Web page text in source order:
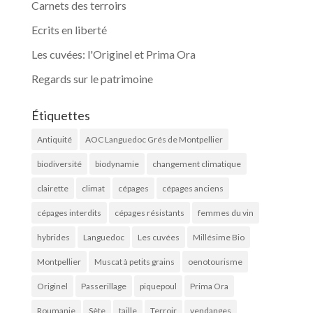
Carnets des terroirs
Ecrits en liberté
Les cuvées: l'Originel et Prima Ora
Regards sur le patrimoine
Étiquettes
Antiquité AOC Languedoc Grés de Montpellier
biodiversité biodynamie changement climatique
clairette climat cépages cépages anciens
cépages interdits cépages résistants femmes du vin
hybrides Languedoc Les cuvées Millésime Bio
Montpellier Muscat à petits grains oenotourisme
Originel Passerillage piquepoul Prima Ora
Roumanie Sète taille Terroir vendanges